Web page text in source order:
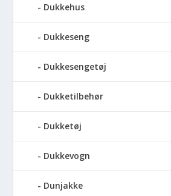
Dukkehus
Dukkeseng
Dukkesengetøj
Dukketilbehør
Dukketøj
Dukkevogn
Dunjakke